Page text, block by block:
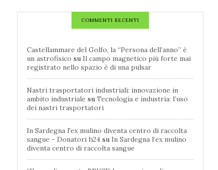
COMMENTI RECENTI
Castellammare del Golfo, la “Persona dell’anno” è
un astrofisico su Il campo magnetico più forte mai
registrato nello spazio è di una pulsar
Nastri trasportatori industriali: innovazione in
ambito industriale su Tecnologia e industria: l’uso
dei nastri trasportatori
In Sardegna l'ex mulino diventa centro di raccolta
sangue - Donatori h24 su In Sardegna l’ex mulino
diventa centro di raccolta sangue